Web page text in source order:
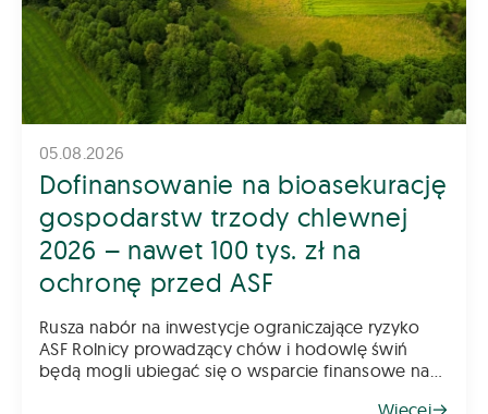
05.08.2026
Dofinansowanie na bioasekurację
gospodarstw trzody chlewnej
2026 – nawet 100 tys. zł na
ochronę przed ASF
Rusza nabór na inwestycje ograniczające ryzyko
ASF Rolnicy prowadzący chów i hodowlę świń
będą mogli ubiegać się o wsparcie finansowe na
Więcej